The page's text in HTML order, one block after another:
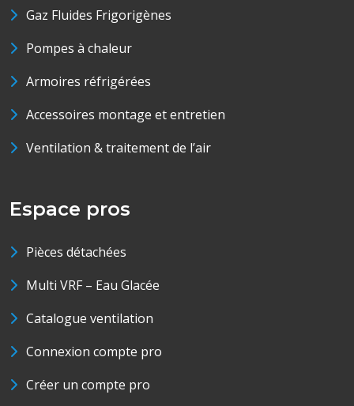
Gaz Fluides Frigorigènes
Pompes à chaleur
Armoires réfrigérées
Accessoires montage et entretien
Ventilation & traitement de l’air
Espace pros
Pièces détachées
Multi VRF – Eau Glacée
Catalogue ventilation
Connexion compte pro
Créer un compte pro